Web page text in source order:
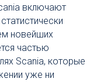
включают
новейших
частью
Scania, которые
уже ни